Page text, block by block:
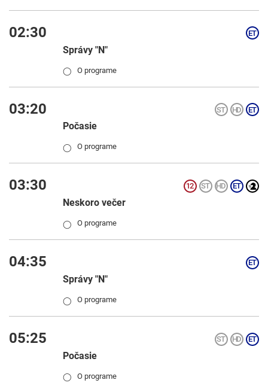
02:30
Správy "N"
◯ O programe
03:20
Počasie
◯ O programe
03:30
Neskoro večer
◯ O programe
04:35
Správy "N"
◯ O programe
05:25
Počasie
◯ O programe